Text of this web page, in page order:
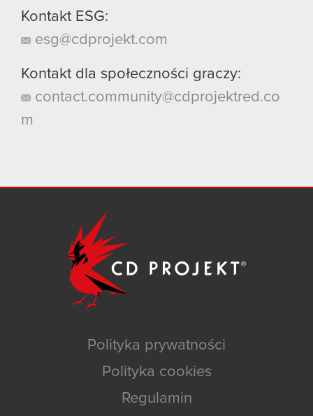
Kontakt ESG:
esg@cdprojekt.com
Kontakt dla społeczności graczy:
contact.community@cdprojektred.co
m
Polityka prywatności
Polityka cookies
Regulamin